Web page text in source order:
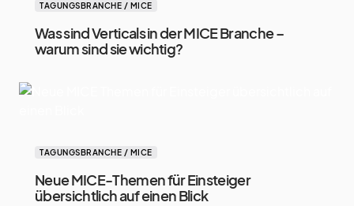
TAGUNGSBRANCHE / MICE
Was sind Verticals in der MICE Branche –
warum sind sie wichtig?
TAGUNGSBRANCHE / MICE
Neue MICE-Themen für Einsteiger
übersichtlich auf einen Blick